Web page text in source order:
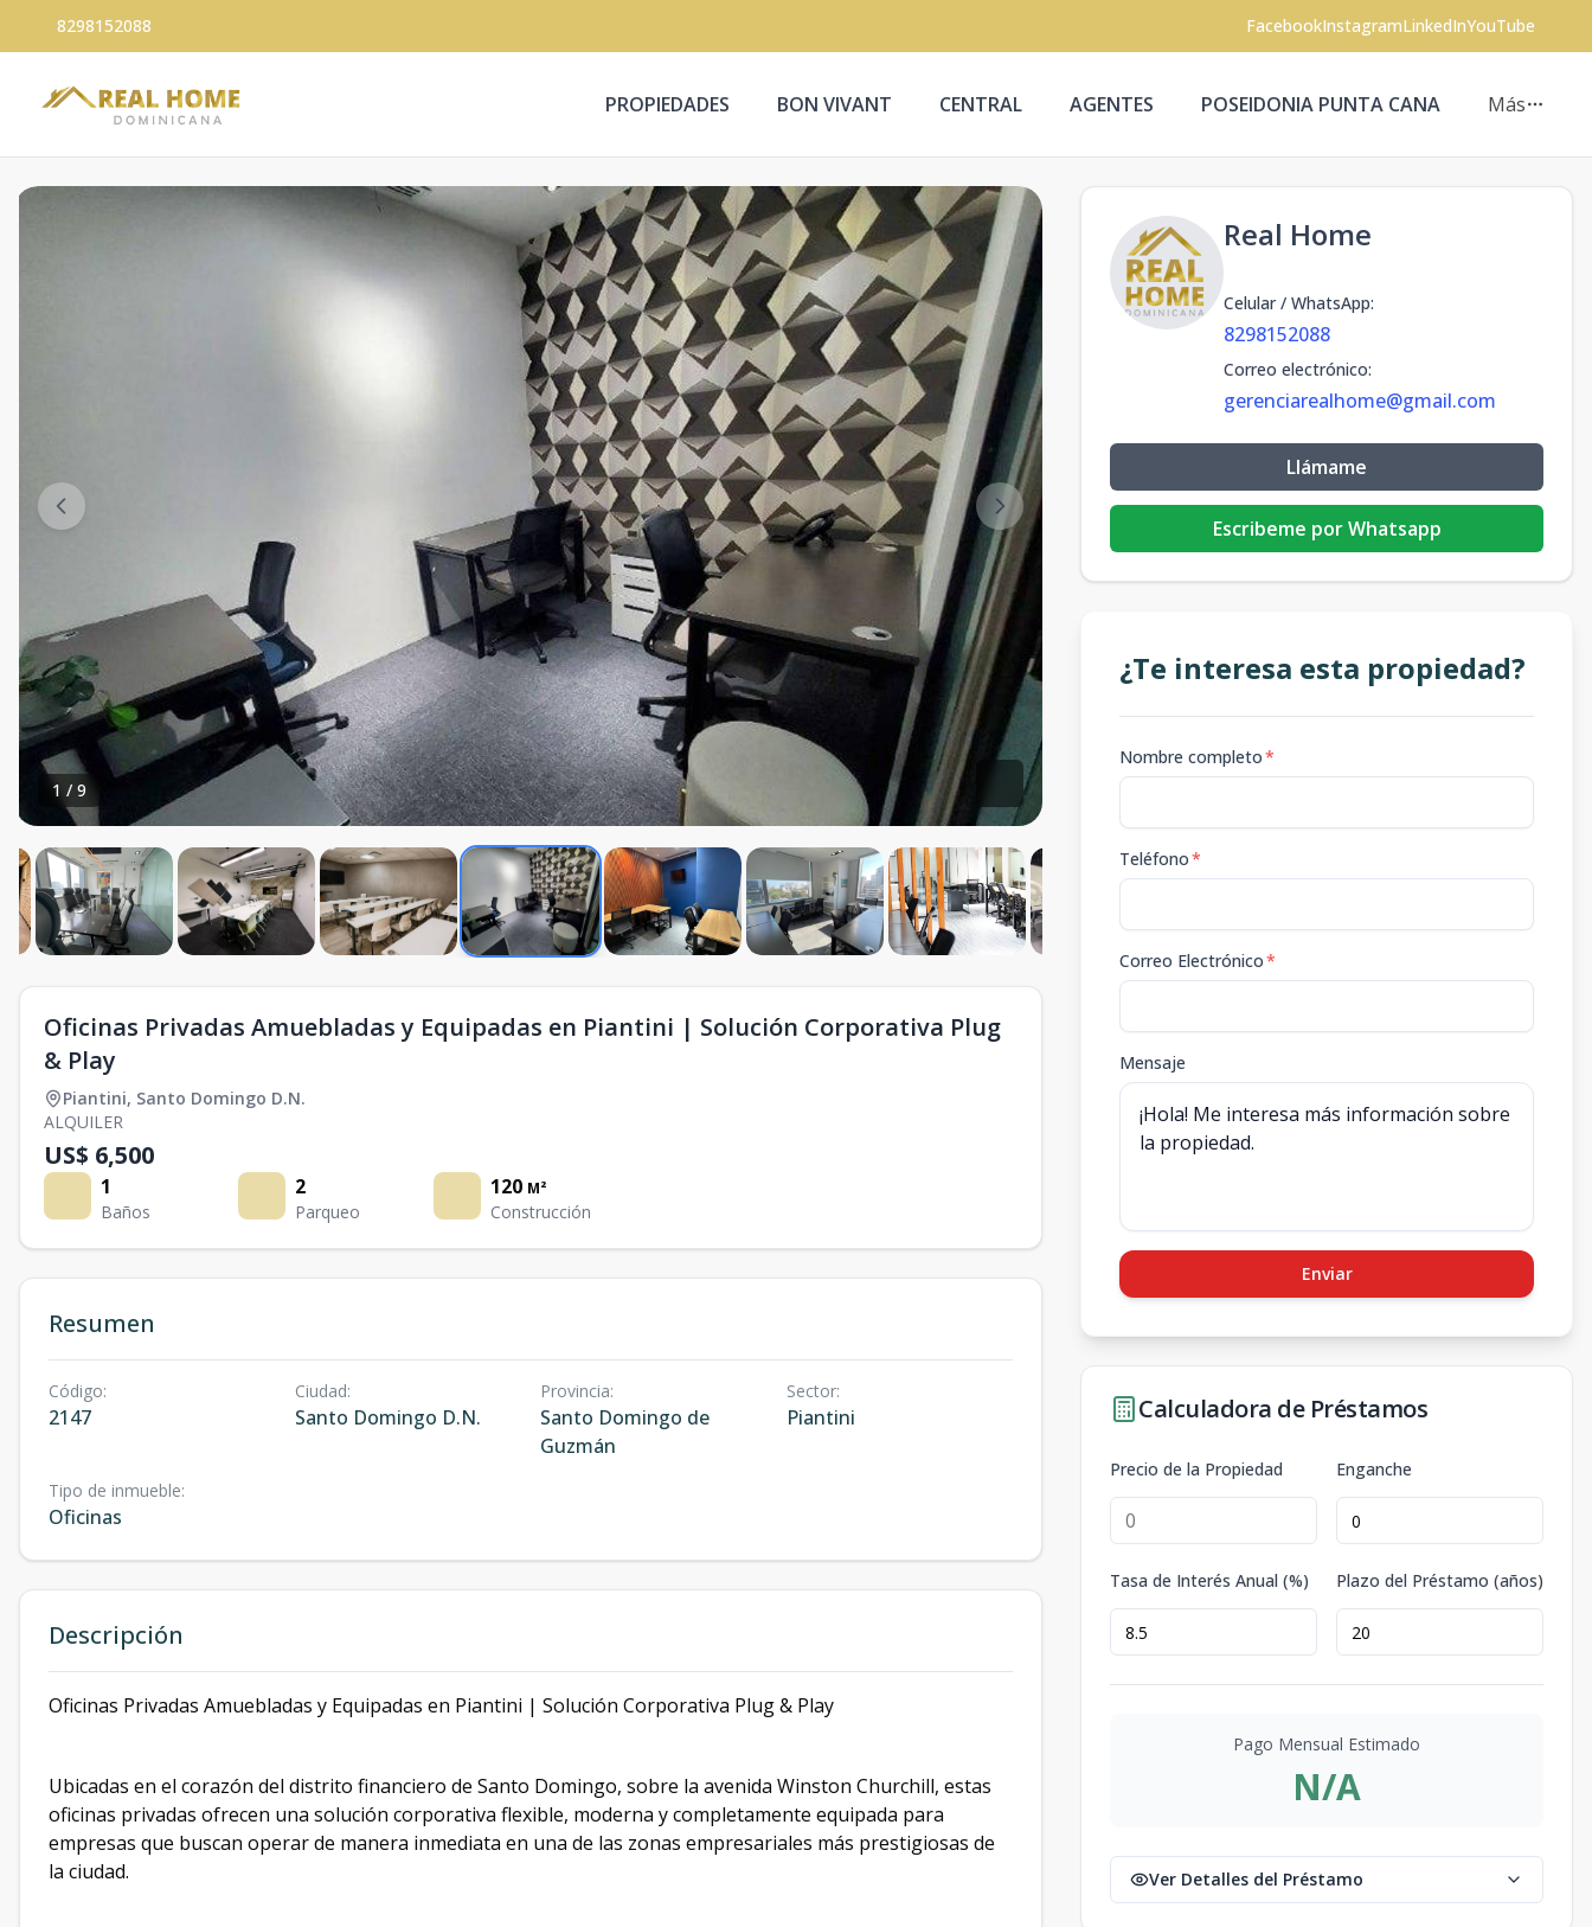
8298152088 FacebookInstagramLinkedInYouTube
PROPIEDADES BON VIVANT CENTRAL AGENTES POSEIDONIA PUNTA CANA Más
1 / 9
Oficinas Privadas Amuebladas y Equipadas en Piantini | Solución Corporativa Plug
& Play
Piantini, Santo Domingo D.N.
ALQUILER
US$ 6,500
1
Baños
2
Parqueo
120 M²
Construcción
Resumen
Código:
2147
Ciudad:
Santo Domingo D.N.
Provincia:
Santo Domingo de
Guzmán
Sector:
Piantini
Tipo de inmueble:
Oficinas
Descripción
Oficinas Privadas Amuebladas y Equipadas en Piantini | Solución Corporativa Plug & Play
Ubicadas en el corazón del distrito financiero de Santo Domingo, sobre la avenida Winston Churchill, estas
oficinas privadas ofrecen una solución corporativa flexible, moderna y completamente equipada para
empresas que buscan operar de manera inmediata en una de las zonas empresariales más prestigiosas de
la ciudad.
Real Home
Celular / WhatsApp:
8298152088
Correo electrónico:
gerenciarealhome@gmail.com
Llámame
Escribeme por Whatsapp
¿Te interesa esta propiedad?
Nombre completo*
Teléfono*
Correo Electrónico*
Mensaje
Enviar
Calculadora de Préstamos
Precio de la Propiedad Enganche
Tasa de Interés Anual (%) Plazo del Préstamo (años)
Pago Mensual Estimado
N/A
Ver Detalles del Préstamo